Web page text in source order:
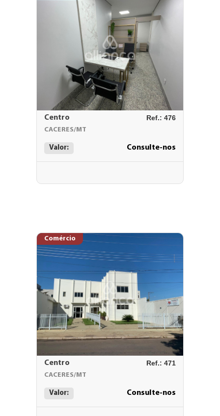
Centro Ref.: 476
CACERES/MT
Valor: Consulte-nos
Comércio
Centro Ref.: 471
CACERES/MT
Valor: Consulte-nos